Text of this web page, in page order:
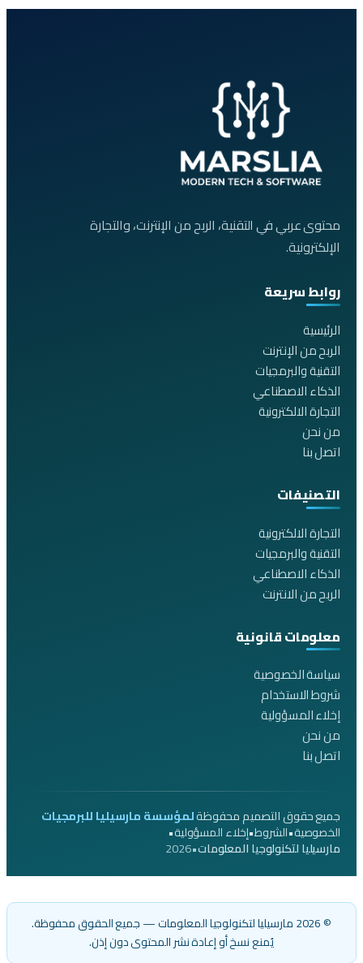
محتوى عربي في التقنية، الربح من الإنترنت، والتجارة
الإلكترونية.
روابط سريعة
الرئيسية
الربح من الإنترنت
التقنية والبرمجيات
الذكاء الاصطناعي
التجارة الالكترونية
من نحن
اتصل بنا
التصنيفات
التجارة الالكترونية
التقنية والبرمجيات
الذكاء الاصطناعي
الربح من الانترنت
معلومات قانونية
سياسة الخصوصية
شروط الاستخدام
إخلاء المسؤولية
من نحن
اتصل بنا
جميع حقوق التصميم محفوظةلمؤسسة مارسيليا للبرمجيات
الخصوصية•الشروط•إخلاء المسؤولية•
مارسيليا لتكنولوجيا المعلومات•
2026
© 2026 مارسيليا لتكنولوجيا المعلومات — جميع الحقوق محفوظة.
يُمنع نسخ أو إعادة نشر المحتوى دون إذن.